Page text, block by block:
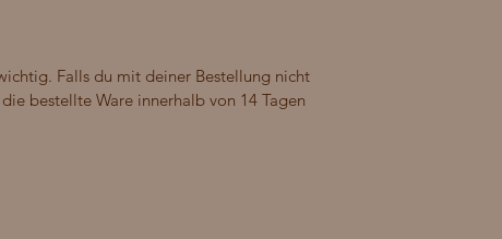
Falls du mit deiner Bestellung nicht
bestellte Ware innerhalb von 14 Tagen